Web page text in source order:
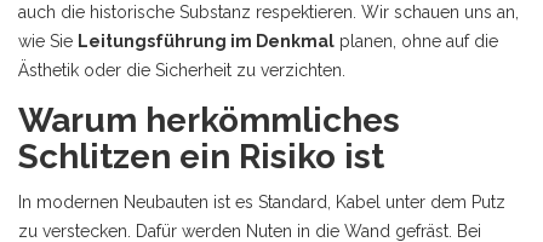
auch die historische Substanz respektieren. Wir schauen uns an,
wie Sie Leitungsführung im Denkmal planen, ohne auf die
Ästhetik oder die Sicherheit zu verzichten.
Warum herkömmliches
Schlitzen ein Risiko ist
In modernen Neubauten ist es Standard, Kabel unter dem Putz
zu verstecken. Dafür werden Nuten in die Wand gefräst. Bei